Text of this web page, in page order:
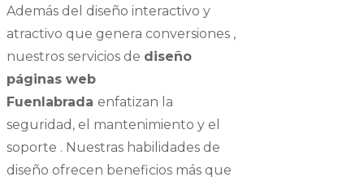
Además del diseño interactivo y
atractivo que genera conversiones ,
nuestros servicios de diseño
páginas web
Fuenlabrada enfatizan la
seguridad, el mantenimiento y el
soporte . Nuestras habilidades de
diseño ofrecen beneficios más que